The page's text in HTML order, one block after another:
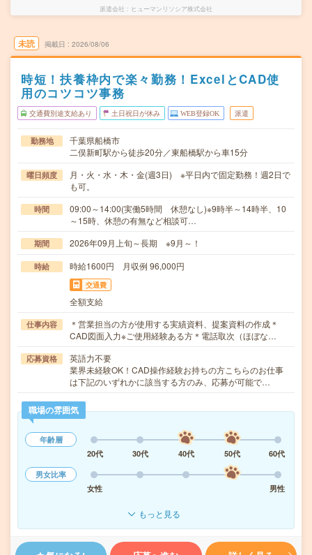
派遣会社 ヒューマンリソシア株式会社
未読 掲載日 2026/08/06
時短！扶養枠内で楽々勤務！ExcelとCAD使
用のコツコツ事務
交通費別途支給あり 土日祝日が休み WEB登録OK 派遣
勤務地
千葉県船橋市
二俣新町駅から徒歩20分／東船橋駅から車15分
曜日頻度
月・火・水・木・金(週3日) ※平日内で固定勤務！週2日で
も可。
時間
09:00～14:00(実働5時間 休憩なし)※9時半～14時半、10
～15時、休憩の有無など相談可…
期間 2026年09月上旬～長期 ※9月～！
時給 時給1600円 月収例 96,000円
交通費
全額支給
仕事内容
＊営業担当の方が使用する実績資料、提案資料の作成＊
CAD図面入力※ご使用経験ある方＊電話取次（ほぼな…
応募資格
英語力不要
業界未経験OK！CAD操作経験お持ちの方こちらのお仕事
は下記のいずれかに該当する方のみ、応募が可能で…
職場の雰囲気
年齢層
20代
30代 40代 50代
60代
男女比率
女性
男性
もっと見る